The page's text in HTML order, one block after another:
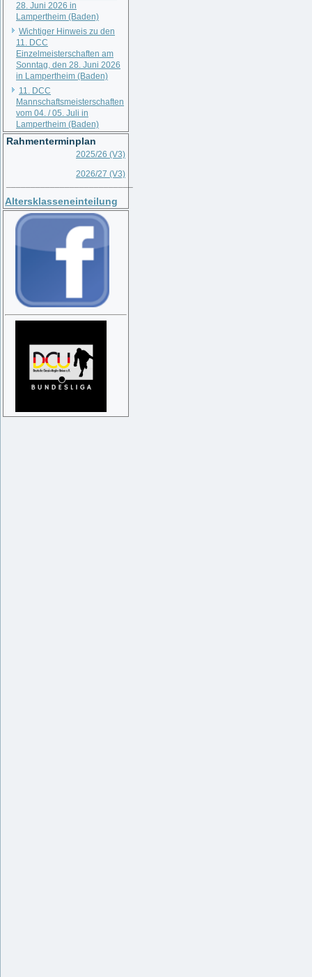
28. Juni 2026 in
Lampertheim (Baden)
Wichtiger Hinweis zu den
11. DCC
Einzelmeisterschaften am
Sonntag, den 28. Juni 2026
in Lampertheim (Baden)
11. DCC
Mannschaftsmeisterschaften
vom 04. / 05. Juli in
Lampertheim (Baden)
Rahmenterminplan
2025/26 (V3)
2026/27 (V3)
Altersklasseneinteilung